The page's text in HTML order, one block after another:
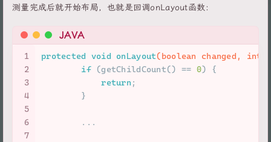
测量完成后就开始布局，也就是回调onLayout函数：
JAVA
1
2
3
4
5
6
7
protected void onLayout(boolean changed, int
if (getChildCount() == 0) {
return ;
        }
        ...